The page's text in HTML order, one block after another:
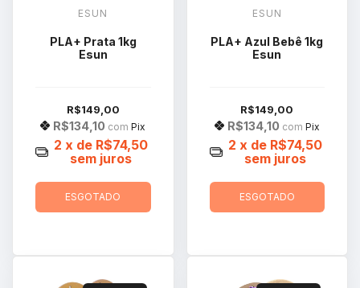
ESUN
PLA+ Prata 1kg
Esun
R$149,00
R$134,10 com Pix
2 x de R$74,50
sem juros
ESGOTADO
ESUN
PLA+ Azul Bebê 1kg
Esun
R$149,00
R$134,10 com Pix
2 x de R$74,50
sem juros
ESGOTADO